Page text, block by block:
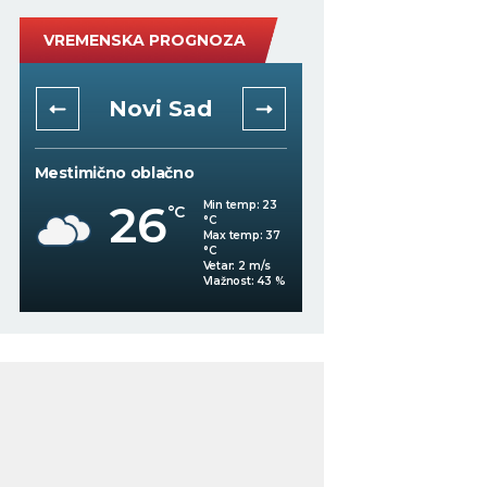
VREMENSKA PROGNOZA
Niš
Mestimično oblačno
26
Min temp: 22
°C
Max temp: 36
°C
Vetar: 0 m/s
Vlažnost: 49 %